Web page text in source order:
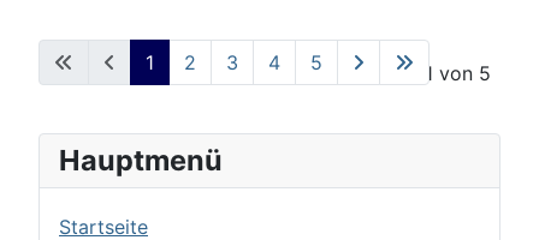
Seite 1 von 5
1 2 3 4 5
Hauptmenü
Startseite